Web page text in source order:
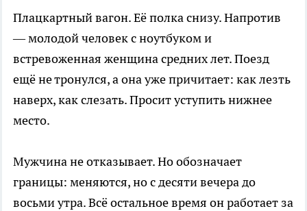
Плацкартный вагон. Её полка снизу. Напротив
— молодой человек с ноутбуком и
встревоженная женщина средних лет. Поезд
ещё не тронулся, а она уже причитает: как лезть
наверх, как слезать. Просит уступить нижнее
место.
Мужчина не отказывает. Но обозначает
границы: меняются, но с десяти вечера до
восьми утра. Всё остальное время он работает за